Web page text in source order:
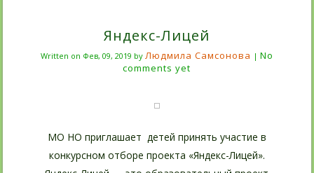
Яндекс-Лицей
Written on Фев, 09, 2019 by Людмила Самсонова | No
comments yet
МО НО приглашает детей принять участие в
конкурсном отборе проекта «Яндекс-Лицей».